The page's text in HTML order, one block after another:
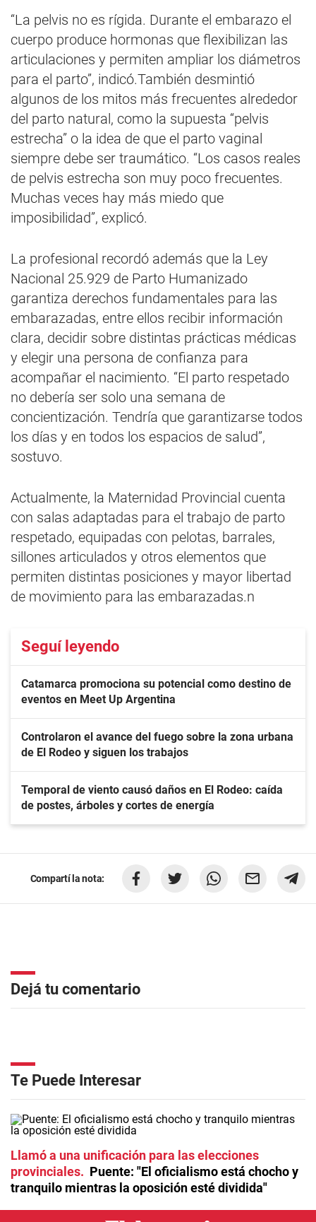
“La pelvis no es rígida. Durante el embarazo el
cuerpo produce hormonas que flexibilizan las
articulaciones y permiten ampliar los diámetros
para el parto”, indicó.También desmintió
algunos de los mitos más frecuentes alrededor
del parto natural, como la supuesta “pelvis
estrecha” o la idea de que el parto vaginal
siempre debe ser traumático. “Los casos reales
de pelvis estrecha son muy poco frecuentes.
Muchas veces hay más miedo que
imposibilidad”, explicó.
La profesional recordó además que la Ley
Nacional 25.929 de Parto Humanizado
garantiza derechos fundamentales para las
embarazadas, entre ellos recibir información
clara, decidir sobre distintas prácticas médicas
y elegir una persona de confianza para
acompañar el nacimiento. “El parto respetado
no debería ser solo una semana de
concientización. Tendría que garantizarse todos
los días y en todos los espacios de salud”,
sostuvo.
Actualmente, la Maternidad Provincial cuenta
con salas adaptadas para el trabajo de parto
respetado, equipadas con pelotas, barrales,
sillones articulados y otros elementos que
permiten distintas posiciones y mayor libertad
de movimiento para las embarazadas.n
Seguí leyendo
Catamarca promociona su potencial como destino de
eventos en Meet Up Argentina
Controlaron el avance del fuego sobre la zona urbana
de El Rodeo y siguen los trabajos
Temporal de viento causó daños en El Rodeo: caída
de postes, árboles y cortes de energía
Compartí la nota:
Dejá tu comentario
Te Puede Interesar
Llamó a una unificación para las elecciones
provinciales
Puente: "El oficialismo está chocho y
tranquilo mientras la oposición esté dividida"